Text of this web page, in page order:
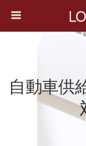
自動車供